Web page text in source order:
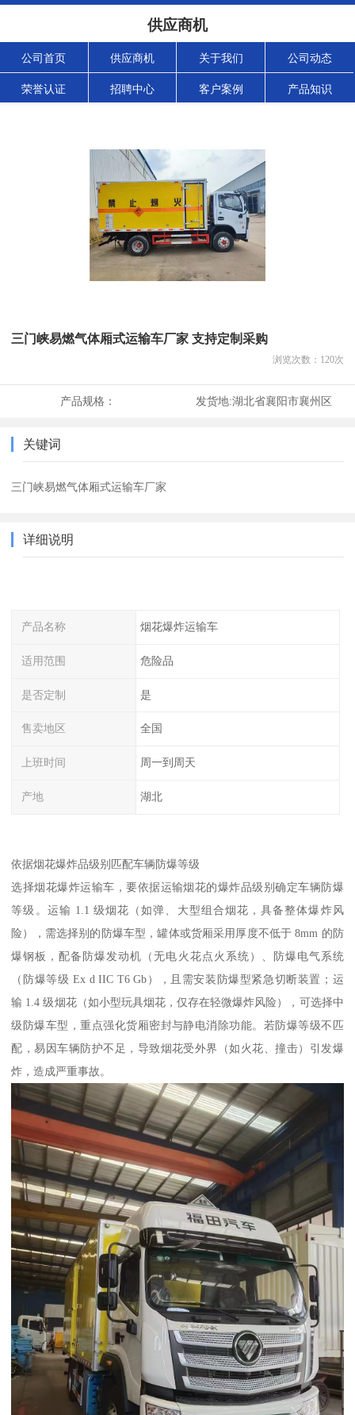
供应商机
公司首页 供应商机 关于我们 公司动态
荣誉认证 招聘中心 客户案例 产品知识
三门峡易燃气体厢式运输车厂家 支持定制采购
浏览次数： 120次
产品规格： 发货地:湖北省襄阳市襄州区
关键词
三门峡易燃气体厢式运输车厂家
详细说明
产品名称 烟花爆炸运输车
适用范围 危险品
是否定制 是
售卖地区 全国
上班时间 周一到周天
产地 湖北
依据烟花爆炸品级别匹配车辆防爆等级​
选择烟花爆炸运输车，要依据运输烟花的爆炸品级别确定车辆防爆
等级。运输 1.1 级烟花（如弹、大型组合烟花，具备整体爆炸风
险），需选择别的防爆车型，罐体或货厢采用厚度不低于 8mm 的防
爆钢板，配备防爆发动机（无电火花点火系统）、防爆电气系统
（防爆等级 Ex d IIC T6 Gb），且需安装防爆型紧急切断装置；运
输 1.4 级烟花（如小型玩具烟花，仅存在轻微爆炸风险），可选择中
级防爆车型，重点强化货厢密封与静电消除功能。若防爆等级不匹
配，易因车辆防护不足，导致烟花受外界（如火花、撞击）引发爆
炸，造成严重事故。​